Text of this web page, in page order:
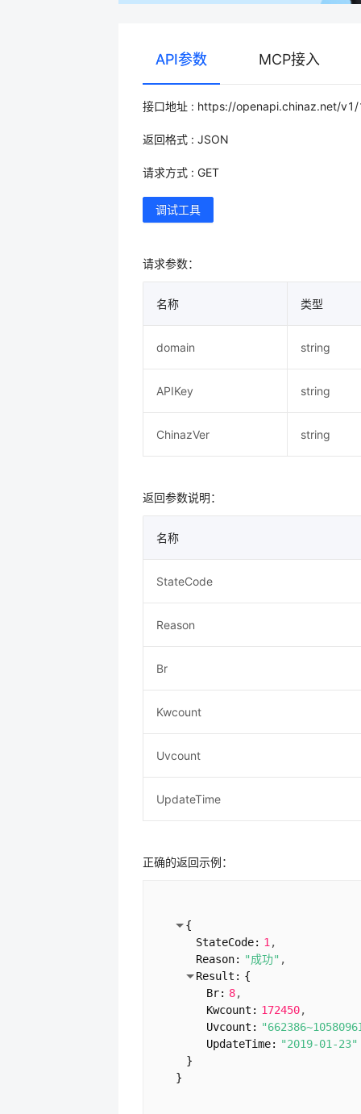
API参数 MCP接入
接口地址 : https://openapi.chinaz.net/
返回格式 : JSON
请求方式 : GET
调试工具
请求参数：
名称 类型
domain string
APIKey string
ChinazVer string
返回参数说明：
名称
StateCode
Reason
Br
Kwcount
Uvcount
UpdateTime
正确的返回示例：
{
StateCode: 1
Reason: "成功"
Result: {
Br: 8
Kwcount: 172450
Uvcount:
UpdateTime: "2019-01-23"
}
}